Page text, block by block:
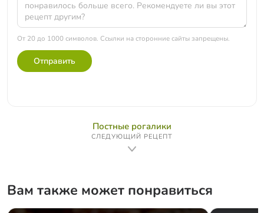
От 20 до 1000 символов. Ссылки на сторонние сайты запрещены.
Отправить
Постные рогалики
СЛЕДУЮЩИЙ РЕЦЕПТ
Вам также может понравиться